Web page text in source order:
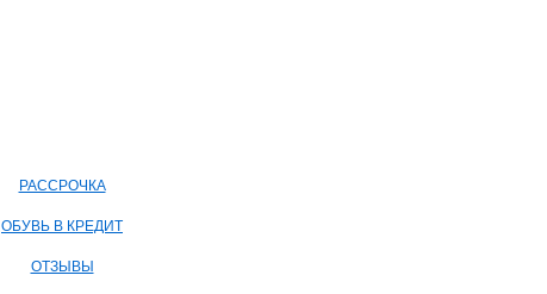
РАССРОЧКА
ОБУВЬ В КРЕДИТ
ОТЗЫВЫ